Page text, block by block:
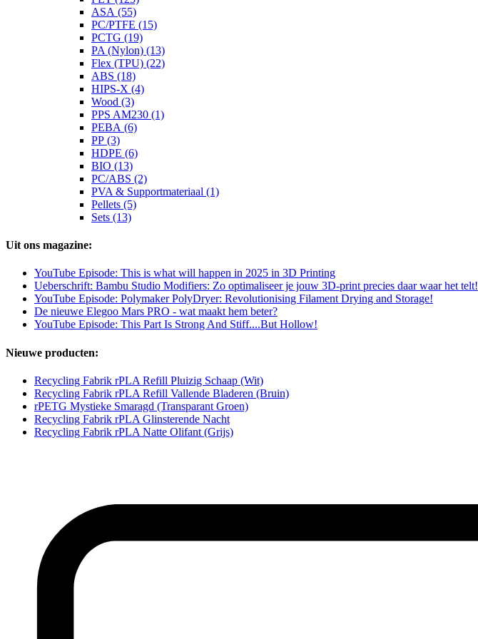
ASA (55)
PC/PTFE (15)
PCTG (19)
PA (Nylon) (13)
Flex (TPU) (22)
ABS (18)
HIPS-X (4)
Wood (3)
PPS AM230 (1)
PEBA (6)
PP (3)
HDPE (6)
BIO (13)
PC/ABS (2)
PVA & Supportmateriaal (1)
Pellets (5)
Sets (13)
Uit ons magazine:
YouTube Episode: This is what will happen in 2025 in 3D Printing
Ueberschrift: Bambu Studio Modifiers: Zo optimaliseer je jouw 3D-print precies daar waar het telt!
YouTube Episode: Polymaker PolyDryer: Revolutionising Filament Drying and Storage!
De nieuwe Elegoo Mars PRO - wat maakt hem beter?
YouTube Episode: This Part Is Strong And Stiff....But Hollow!
Nieuwe producten:
Recycling Fabrik rPLA Refill Pluizig Schaap (Wit)
Recycling Fabrik rPLA Refill Vallende Bladeren (Bruin)
rPETG Mystieke Smaragd (Transparant Groen)
Recycling Fabrik rPLA Glinsterende Nacht
Recycling Fabrik rPLA Natte Olifant (Grijs)